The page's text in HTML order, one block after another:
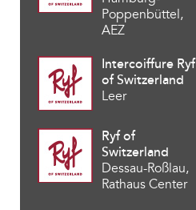
Poppenbüttel,
AEZ
Intercoiffure Ryf
of Switzerland
Leer
Ryf of
Switzerland
Dessau-Roßlau,
Rathaus Center